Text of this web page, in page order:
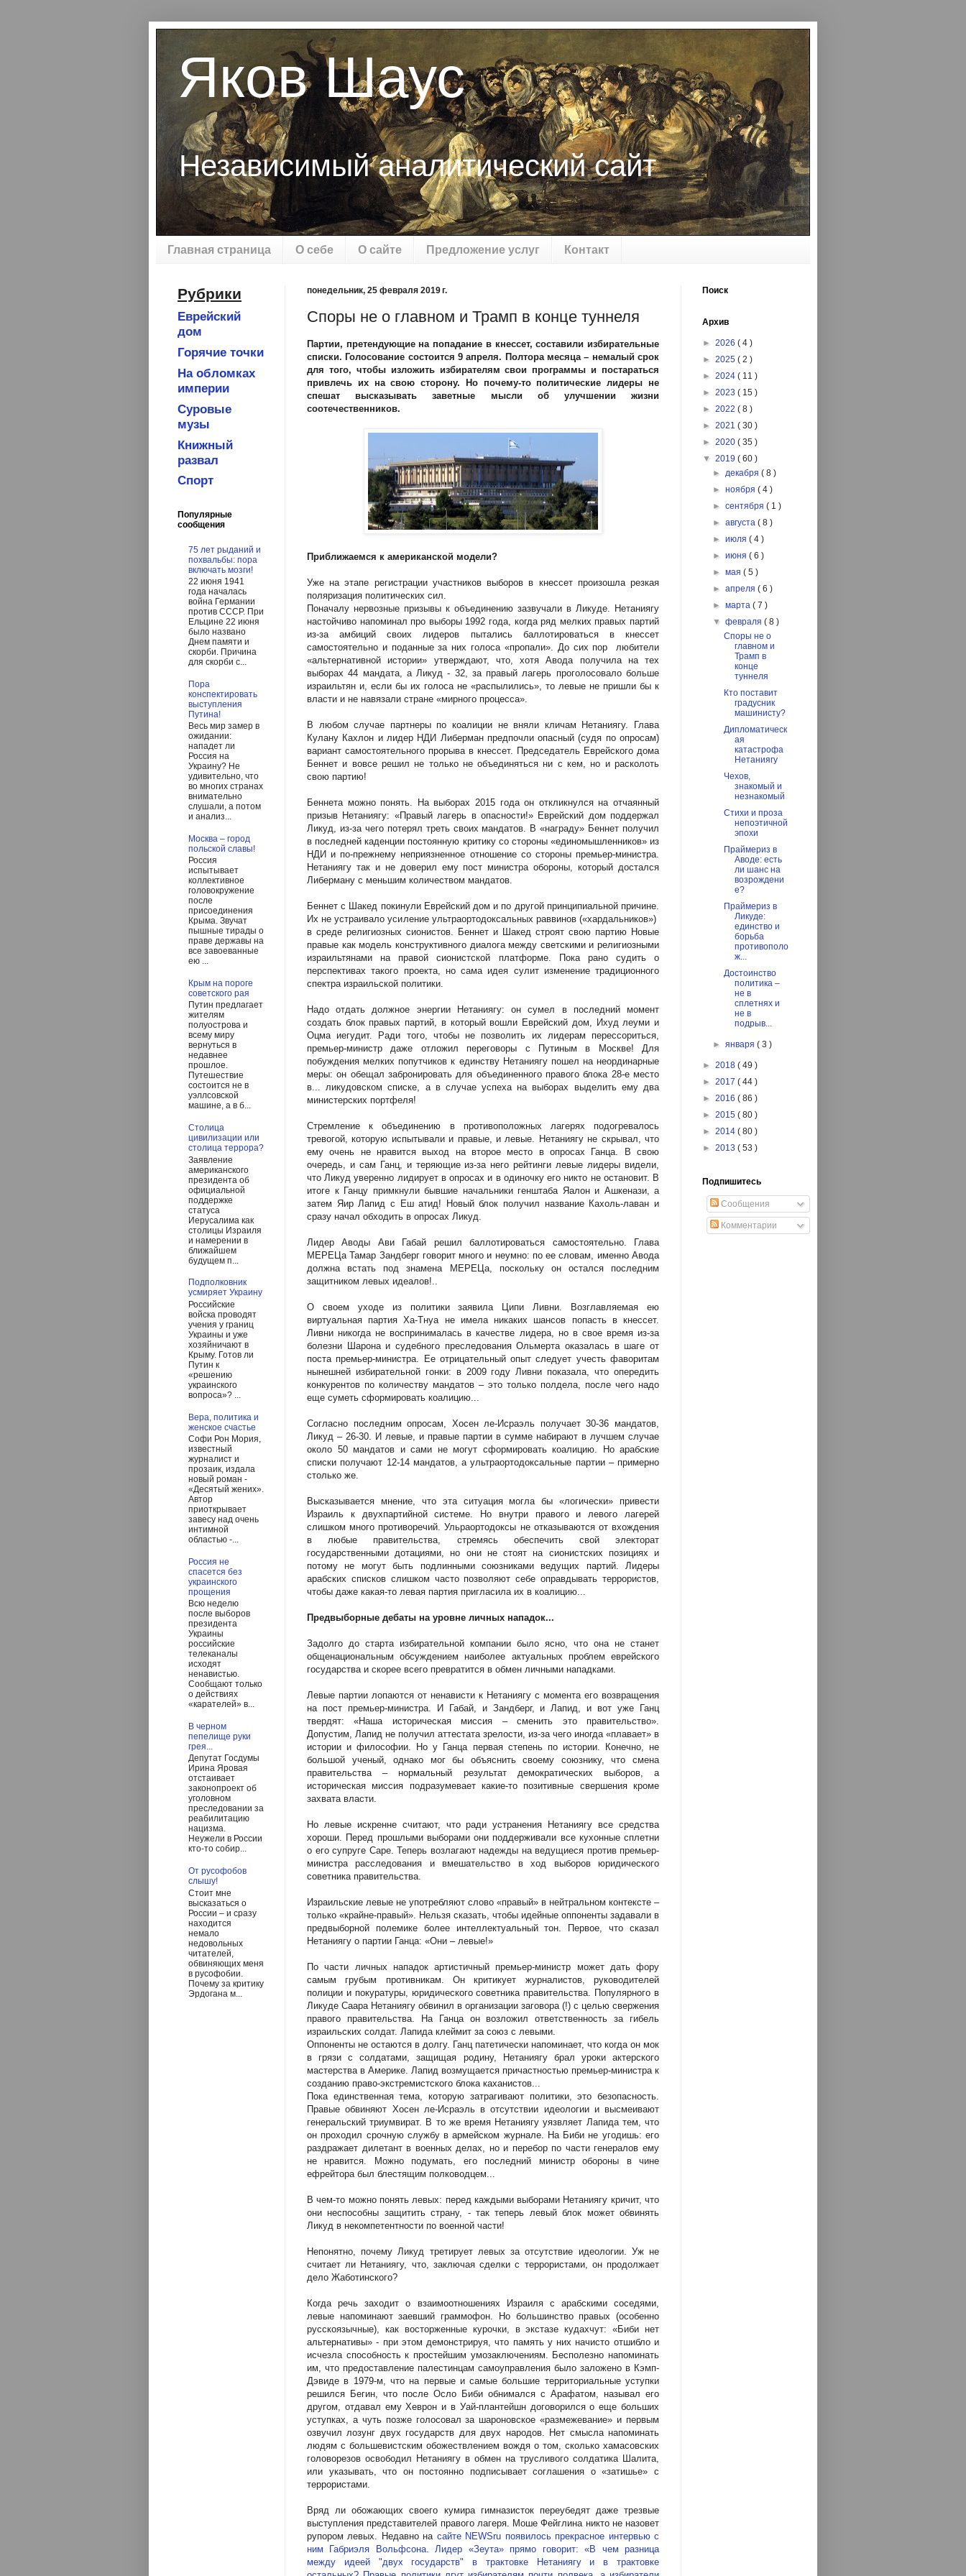
Яков Шаус
Независимый аналитический сайт
Главная страница О себе О сайте Предложение услуг Контакт
понедельник, 25 февраля 2019 г.
Споры не о главном и Трамп в конце туннеля
Партии, претендующие на попадание в кнессет, составили избирательные
списки. Голосование состоится 9 апреля. Полтора месяца – немалый срок
для того, чтобы изложить избирателям свои программы и постараться
привлечь их на свою сторону. Но почему-то политические лидеры не
спешат высказывать заветные мысли об улучшении жизни
соотечественников.
Приближаемся к американской модели?
Уже на этапе регистрации участников выборов в кнессет произошла резкая
поляризация политических сил.
Поначалу нервозные призывы к объединению зазвучали в Ликуде. Нетаниягу
настойчиво напоминал про выборы 1992 года, когда ряд мелких правых партий
из-за амбиций своих лидеров пытались баллотироваться в кнессет
самостоятельно и поданные за них голоса «пропали». До сих пор
любители
«альтернативной истории» утверждают, что, хотя Авода получила на тех
выборах 44 мандата, а Ликуд - 32, за правый лагерь проголосовало больше
израильтян и, если бы их голоса не «распылились», то левые не пришли бы к
власти и не навязали стране «мирного процесса».
В любом случае партнеры по коалиции не вняли кличам Нетаниягу. Глава
Кулану Кахлон и лидер НДИ Либерман предпочли опасный (судя по опросам)
вариант самостоятельного прорыва в кнессет. Председатель Еврейского дома
Беннет и вовсе решил не только не объединяться ни с кем, но и расколоть
свою партию!
Беннета можно понять. На выборах 2015 года он откликнулся на отчаянный
призыв Нетаниягу: «Правый лагерь в опасности!» Еврейский дом поддержал
Ликуд, из-за чего потерял треть своих мандатов. В «награду» Беннет получил
в последней каденции постоянную критику со стороны «единомышленников» из
НДИ и по-прежнему неприязненное отношение со стороны премьер-министра.
Нетаниягу так и не доверил ему пост министра обороны, который достался
Либерману с меньшим количеством мандатов.
Беннет с Шакед покинули Еврейский дом и по другой принципиальной причине.
Их не устраивало усиление ультраортодоксальных раввинов («хардальников»)
в среде религиозных сионистов. Беннет и Шакед строят свою партию Новые
правые как модель конструктивного диалога между светскими и религиозными
израильтянами на правой сионистской платформе. Пока рано судить о
перспективах такого проекта, но сама идея сулит изменение традиционного
спектра израильской политики.
Надо отдать должное энергии Нетаниягу: он сумел в последний момент
создать блок правых партий, в который вошли Еврейский дом, Ихуд леуми и
Оцма иегудит. Ради того, чтобы не позволить их лидерам перессориться,
премьер-министр даже отложил переговоры с Путиным в Москве! Для
побуждения мелких попутчиков к единству Нетаниягу пошел на неординарные
меры: он обещал забронировать для объединенного правого блока 28-е место
в... ликудовском списке, а в случае успеха на выборах выделить ему два
министерских портфеля!
Стремление к объединению в противоположных лагерях подогревалось
тревогой, которую испытывали и правые, и левые. Нетаниягу не скрывал, что
ему очень не нравится выход на второе место в опросах Ганца. В свою
очередь, и сам Ганц, и теряющие из-за него рейтинги левые лидеры видели,
что Ликуд уверенно лидирует в опросах и в одиночку его никто не остановит. В
итоге к Ганцу примкнули бывшие начальники генштаба Яалон и Ашкенази, а
затем Яир Лапид с Еш атид! Новый блок получил название Кахоль-лаван и
сразу начал обходить в опросах Ликуд.
Лидер Аводы Ави Габай решил баллотироваться самостоятельно. Глава
МЕРЕЦа Тамар Зандберг говорит много и неумно: по ее словам, именно Авода
должна встать под знамена МЕРЕЦа, поскольку он остался последним
защитником левых идеалов!..
О своем уходе из политики заявила Ципи Ливни. Возглавляемая ею
виртуальная партия Ха-Тнуа не имела никаких шансов попасть в кнессет.
Ливни никогда не воспринималась в качестве лидера, но в свое время из-за
болезни Шарона и судебного преследования Ольмерта оказалась в шаге от
поста премьер-министра. Ее отрицательный опыт следует учесть фаворитам
нынешней избирательной гонки: в 2009 году Ливни показала, что опередить
конкурентов по количеству мандатов – это только полдела, после чего надо
еще суметь сформировать коалицию...
Согласно последним опросам, Хосен ле-Исраэль получает 30-36 мандатов,
Ликуд – 26-30. И левые, и правые партии в сумме набирают в лучшем случае
около 50 мандатов и сами не могут сформировать коалицию. Но арабские
списки получают 12-14 мандатов, а ультраортодоксальные партии – примерно
столько же.
Высказывается мнение, что эта ситуация могла бы «логически» привести
Израиль к двухпартийной системе. Но внутри правого и левого лагерей
слишком много противоречий. Ульраортодоксы не отказываются от вхождения
в любые правительства, стремясь обеспечить свой электорат
государственными дотациями, но они не стоят на сионистских позициях и
потому не могут быть подлинными союзниками ведущих партий. Лидеры
арабских списков слишком часто позволяют себе оправдывать террористов,
чтобы даже какая-то левая партия пригласила их в коалицию...
Предвыборные дебаты на уровне личных нападок...
Задолго до старта избирательной компании было ясно, что она не станет
общенациональным обсуждением наиболее актуальных проблем еврейского
государства и скорее всего превратится в обмен личными нападками.
Левые партии лопаются от ненависти к Нетаниягу с момента его возвращения
на пост премьер-министра.
И Габай, и Зандберг, и Лапид, и вот уже Ганц
твердят: «Наша историческая миссия – сменить это правительство».
Допустим, Лапид не получил аттестата зрелости, из-за чего иногда «плавает» в
истории и философии. Но у Ганца первая степень по истории.
Конечно, не
большой ученый, однако мог бы объяснить своему союзнику, что смена
правительства – нормальный результат демократических выборов, а
историческая миссия подразумевает какие-то позитивные свершения кроме
захвата власти.
Но левые искренне считают, что ради устранения Нетаниягу все средства
хороши. Перед прошлыми выборами они поддерживали все кухонные сплетни
о его супруге Саре. Теперь возлагают надежды на ведущиеся против премьер-
министра расследования и вмешательство в ход выборов юридического
советника правительства.
Израильские левые не употребляют слово «правый» в нейтральном контексте –
только «крайне-правый». Нельзя сказать, чтобы идейные оппоненты задавали в
предвыборной полемике более интеллектуальный тон.
Первое, что сказал
Нетаниягу о партии Ганца: «Они – левые!»
По части личных нападок артистичный премьер-министр может дать фору
самым грубым противникам. Он критикует журналистов, руководителей
полиции и покуратуры, юридического советника правительства. Популярного в
Ликуде Саара Нетаниягу обвинил в организации заговора (!) с целью свержения
правого правительства.
На Ганца он возложил ответственность за гибель
израильских солдат. Лапида клеймит за союз с левыми.
Оппоненты не остаются в долгу. Ганц патетически напоминает, что когда он мок
в грязи с солдатами, защищая родину, Нетаниягу брал уроки актерского
мастерства в Америке. Лапид возмущается причастностью премьер-министра к
созданию право-экстремистского блока каханистов...
Пока единственная тема, которую затрагивают политики, это безопасность.
Правые обвиняют Хосен ле-Исраэль в отсутствии идеологии и высмеивают
генеральский триумвират. В то же время Нетаниягу уязвляет Лапида тем, что
он проходил срочную службу в армейском журнале. На Биби не угодишь: его
раздражает дилетант в военных делах, но и перебор по части генералов ему
не нравится. Можно подумать, его последний министр обороны в чине
ефрейтора был блестящим полководцем...
В чем-то можно понять левых: перед каждыми выборами Нетаниягу кричит, что
они неспособны защитить страну, - так теперь левый блок может обвинять
Ликуд в некомпетентности по военной части!
Непонятно, почему Ликуд третирует левых за отсутствие идеологии. Уж не
считает ли Нетаниягу, что, заключая сделки с террористами, он продолжает
дело Жаботинского?
Когда речь заходит о взаимоотношениях Израиля с арабскими соседями,
левые напоминают заевший граммофон. Но большинство правых (особенно
русскоязычные), как восторженные курочки, в экстазе кудахчут: «Биби нет
альтернативы» - при этом демонстрируя, что память у них начисто отшибло и
исчезла способность к простейшим умозаключениям. Бесполезно напоминать
им, что предоставление палестинцам самоуправления было заложено в Кэмп-
Дэвиде в 1979-м, что на первые и самые большие территориальные уступки
решился Бегин, что после Осло Биби обнимался с Арафатом, называл его
другом, отдавал ему Хеврон и в Уай-плантейшн договорился о еще больших
уступках, а чуть позже голосовал за шароновское «размежевание» и первым
озвучил лозунг двух государств для двух народов. Нет смысла напоминать
людям с большевистским обожествлением вождя о том, сколько хамасовских
головорезов освободил Нетаниягу в обмен на трусливого солдатика Шалита,
или указывать, что он постоянно подписывает соглашения о «затишье» с
террористами.
Вряд ли обожающих своего кумира гимназисток переубедят даже трезвые
выступления представителей правого лагеря.
Моше Фейглина никто не назовет
рупором левых.
Недавно на сайте NEWSru появилось прекрасное интервью с
ним Габриэля Вольфсона. Лидер «Зеута» прямо говорит: «В чем разница
между идеей "двух государств" в трактовке Нетаниягу и в трактовке
Рубрики
Еврейский
дом
Горячие точки
На обломках
империи
Суровые
музы
Книжный
развал
Спорт
Популярные
сообщения
75 лет рыданий и
похвальбы: пора
включать мозги!
22 июня 1941
года началась
война Германии
против СССР. При
Ельцине 22 июня
было названо
Днем памяти и
скорби. Причина
для скорби с...
Пора
конспектировать
выступления
Путина!
Весь мир замер в
ожидании:
нападет ли
Россия на
Украину? Не
удивительно, что
во многих странах
внимательно
слушали, а потом
и анализ...
Москва – город
польской славы!
Россия
испытывает
коллективное
головокружение
после
присоединения
Крыма. Звучат
пышные тирады о
праве державы на
все завоеванные
ею ...
Крым на пороге
советского рая
Путин предлагает
жителям
полуострова и
всему миру
вернуться в
недавнее
прошлое.
Путешествие
состоится не в
уэллсовской
машине, а в б...
Столица
цивилизации или
столица террора?
Заявление
американского
президента об
официальной
поддержке
статуса
Иерусалима как
столицы Израиля
и намерении в
ближайшем
будущем п...
Подполковник
усмиряет Украину
Российские
войска проводят
учения у границ
Украины и уже
хозяйничают в
Крыму. Готов ли
Путин к
«решению
украинского
вопроса»? ...
Вера, политика и
женское счастье
Софи Рон Мория,
известный
журналист и
прозаик, издала
новый роман -
«Десятый жених».
Автор
приоткрывает
завесу над очень
интимной
областью -...
Россия не
спасется без
украинского
прощения
Всю неделю
после выборов
президента
Украины
российские
телеканалы
исходят
ненавистью.
Сообщают только
о действиях
«карателей» в...
В черном
пепелище руки
грея...
Депутат Госдумы
Ирина Яровая
отстаивает
законопроект об
уголовном
преследовании за
реабилитацию
нацизма.
Неужели в России
кто-то собир...
От русофобов
слышу!
Стоит мне
высказаться о
России – и сразу
находится
немало
недовольных
читателей,
обвиняющих меня
в русофобии.
Почему за критику
Эрдогана м...
Поиск
Архив
► 2026 ( 4 )
► 2025 ( 2 )
► 2024 ( 11 )
► 2023 ( 15 )
► 2022 ( 8 )
► 2021 ( 30 )
► 2020 ( 35 )
▼ 2019 ( 60 )
►декабря( 8 )
►ноября( 4 )
►сентября( 1 )
►августа( 8 )
►июля( 4 )
►июня( 6 )
►мая( 5 )
►апреля( 6 )
►марта( 7 )
▼февраля( 8 )
Споры не о
главном и
Трамп в
конце
туннеля
Кто поставит
градусник
машинисту?
Дипломатическ
ая
катастрофа
Нетаниягу
Чехов,
знакомый и
незнакомый
Стихи и проза
непоэтичной
эпохи
Праймериз в
Аводе: есть
ли шанс на
возрождени
е?
Праймериз в
Ликуде:
единство и
борьба
противополо
ж...
Достоинство
политика –
не в
сплетнях и
не в
подрыв...
►января( 3 )
► 2018 ( 49 )
► 2017 ( 44 )
► 2016 ( 86 )
► 2015 ( 80 )
► 2014 ( 80 )
► 2013 ( 53 )
Подпишитесь
Сообщения
Комментарии